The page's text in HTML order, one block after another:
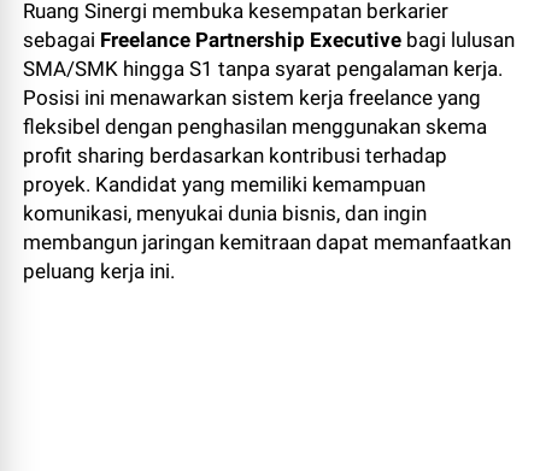
Ruang Sinergi membuka kesempatan berkarier
sebagai Freelance Partnership Executive bagi lulusan
SMA/SMK hingga S1 tanpa syarat pengalaman kerja.
Posisi ini menawarkan sistem kerja freelance yang
fleksibel dengan penghasilan menggunakan skema
profit sharing berdasarkan kontribusi terhadap
proyek. Kandidat yang memiliki kemampuan
komunikasi, menyukai dunia bisnis, dan ingin
membangun jaringan kemitraan dapat memanfaatkan
peluang kerja ini.